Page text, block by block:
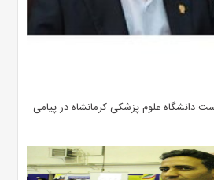
دانشگاه علوم پزشکی کرمانشاه در پیامی